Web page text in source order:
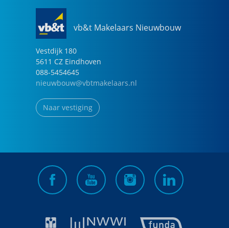
vb&t Makelaars Nieuwbouw
Vestdijk 180
5611 CZ Eindhoven
088-5454645
nieuwbouw@vbtmakelaars.nl
Naar vestiging